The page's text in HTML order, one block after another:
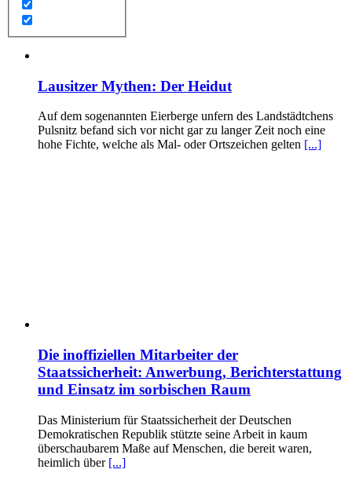
Lausitzer Mythen: Der Heidut
Auf dem sogenannten Eierberge unfern des Landstädtchens
Pulsnitz befand sich vor nicht gar zu langer Zeit noch eine
hohe Fichte, welche als Mal- oder Ortszeichen gelten [...]
Die inoffiziellen Mitarbeiter der
Staatssicherheit: Anwerbung, Berichterstattung
und Einsatz im sorbischen Raum
Das Ministerium für Staatssicherheit der Deutschen
Demokratischen Republik stützte seine Arbeit in kaum
überschaubarem Maße auf Menschen, die bereit waren,
heimlich über [...]